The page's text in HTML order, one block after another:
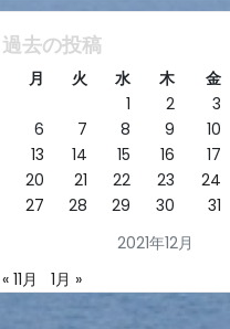
過去の投稿
2021年12月
月 火 水 木 金
1
2 3
6
7 8 9 10
13
14 15 16 17
20
21 22 23 24
27
28 29 30 31
« 11月 1月 »